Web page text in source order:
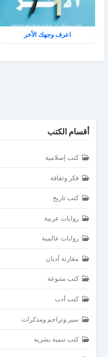
اعرف وجهك الأخر
أقسام الكتب
كتب إسلامية
فكر وثقافة
كتب تاريخ
روايات عربية
روايات عالمية
مقارنة أديان
كتب متنوعة
كتب أدب
سير وتراجم ومذكرات
كتب تنمية بشرية